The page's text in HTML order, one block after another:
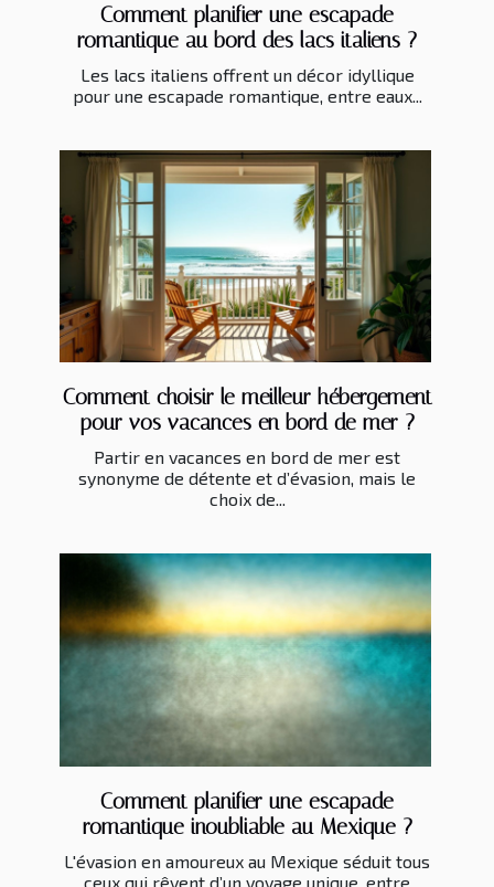
Comment planifier une escapade
romantique au bord des lacs italiens ?
Les lacs italiens offrent un décor idyllique
pour une escapade romantique, entre eaux...
Comment choisir le meilleur hébergement
pour vos vacances en bord de mer ?
Partir en vacances en bord de mer est
synonyme de détente et d’évasion, mais le
choix de...
Comment planifier une escapade
romantique inoubliable au Mexique ?
L'évasion en amoureux au Mexique séduit tous
ceux qui rêvent d’un voyage unique, entre